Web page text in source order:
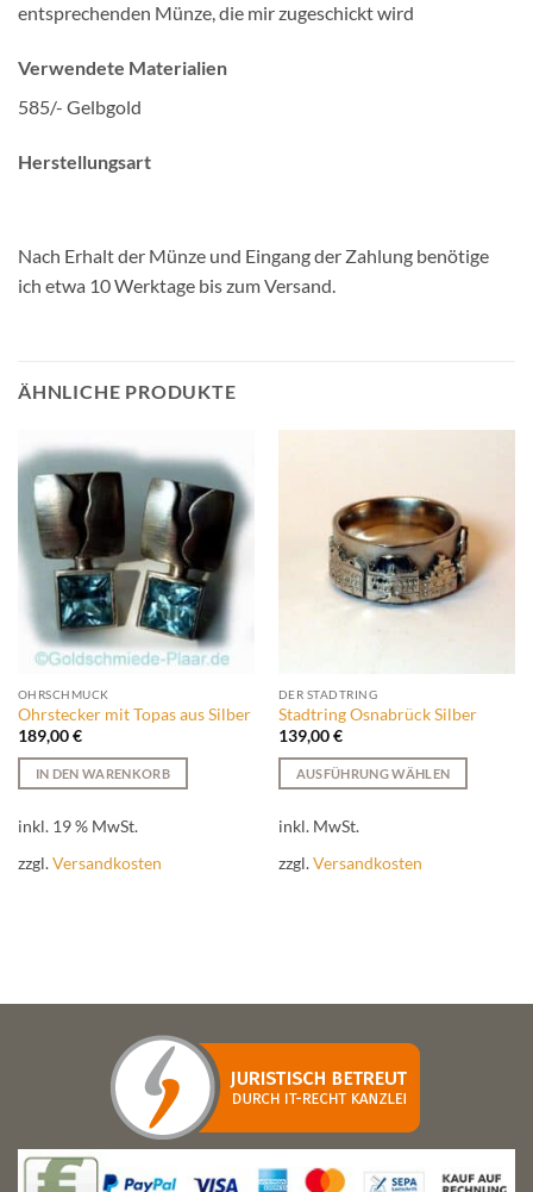
entsprechenden Münze, die mir zugeschickt wird
Verwendete Materialien
585/- Gelbgold
Herstellungsart
Nach Erhalt der Münze und Eingang der Zahlung benötige
ich etwa 10 Werktage bis zum Versand.
ÄHNLICHE PRODUKTE
OHRSCHMUCK
Ohrstecker mit Topas aus Silber
189,00€
IN DEN WARENKORB
inkl. 19 % MwSt.
zzgl.Versandkosten
DER STADTRING
Stadtring Osnabrück Silber
139,00€
AUSFÜHRUNG WÄHLEN
Produkt
mehrere
können
Produktseite
gewählt
inkl. MwSt.
zzgl.Versandkosten